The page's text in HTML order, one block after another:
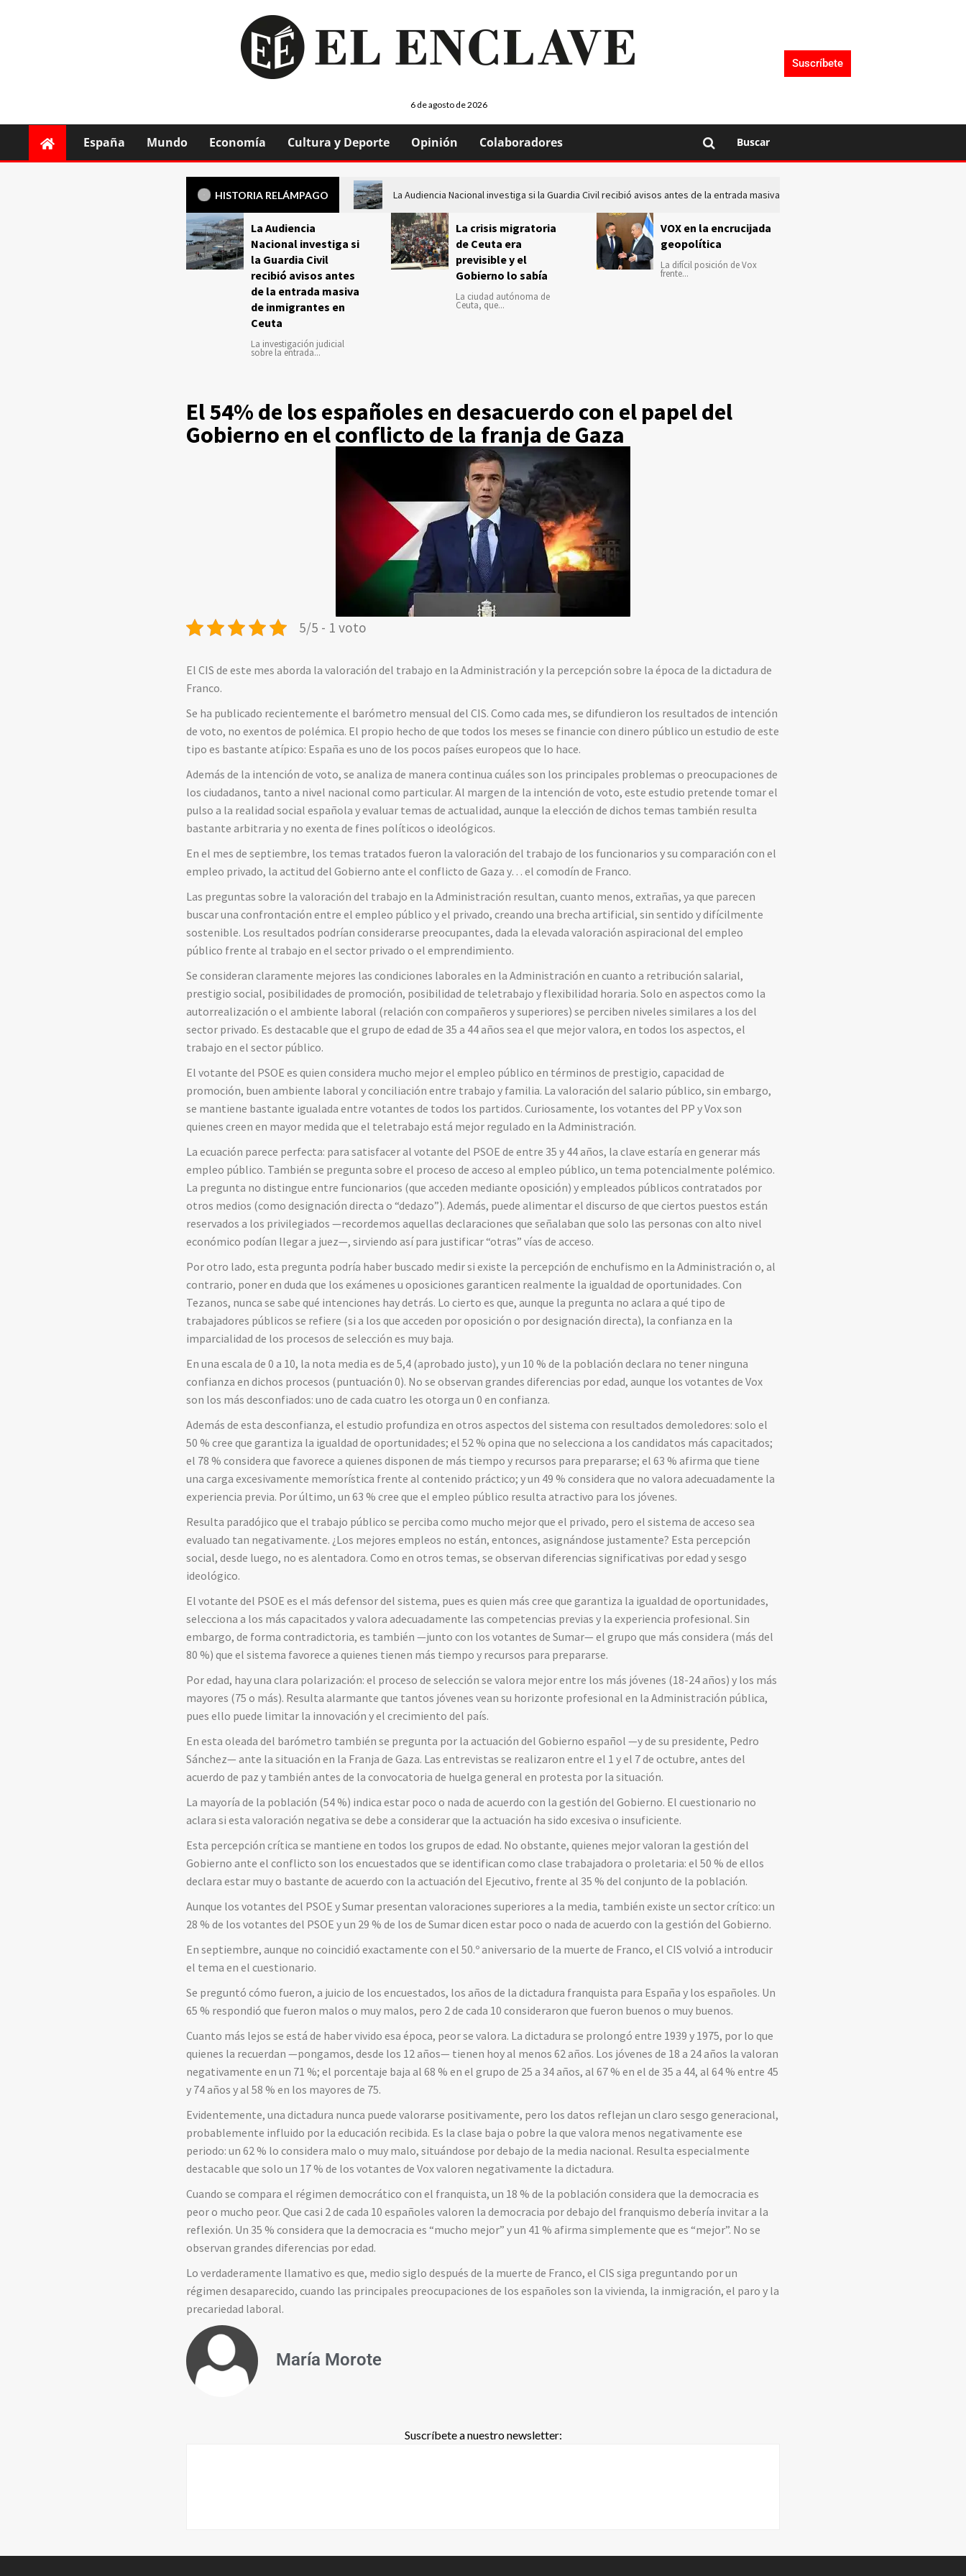
6 de agosto de 2026
Suscríbete
España Mundo Economía Cultura y Deporte Opinión Colaboradores Buscar
HISTORIA RELÁMPAGO La Audiencia Nacional investiga si la Guardia Civil recibió avisos antes de la entrada masiva de inmigrantes en Ceuta
La Audiencia
Nacional investiga si
la Guardia Civil
recibió avisos antes
de la entrada masiva
de inmigrantes en
Ceuta
La investigación judicial
sobre la entrada...
La crisis migratoria
de Ceuta era
previsible y el
Gobierno lo sabía
La ciudad autónoma de
Ceuta, que...
VOX en la encrucijada
geopolítica
La difícil posición de Vox
frente...
El 54% de los españoles en desacuerdo con el papel del
Gobierno en el conflicto de la franja de Gaza
5/5 - 1 voto
El CIS de este mes aborda la valoración del trabajo en la Administración y la percepción sobre la época de la dictadura de
Franco.
Se ha publicado recientemente el barómetro mensual del CIS. Como cada mes, se difundieron los resultados de intención
de voto, no exentos de polémica. El propio hecho de que todos los meses se financie con dinero público un estudio de este
tipo es bastante atípico: España es uno de los pocos países europeos que lo hace.
Además de la intención de voto, se analiza de manera continua cuáles son los principales problemas o preocupaciones de
los ciudadanos, tanto a nivel nacional como particular. Al margen de la intención de voto, este estudio pretende tomar el
pulso a la realidad social española y evaluar temas de actualidad, aunque la elección de dichos temas también resulta
bastante arbitraria y no exenta de fines políticos o ideológicos.
En el mes de septiembre, los temas tratados fueron la valoración del trabajo de los funcionarios y su comparación con el
empleo privado, la actitud del Gobierno ante el conflicto de Gaza y… el comodín de Franco.
Las preguntas sobre la valoración del trabajo en la Administración resultan, cuanto menos, extrañas, ya que parecen
buscar una confrontación entre el empleo público y el privado, creando una brecha artificial, sin sentido y difícilmente
sostenible. Los resultados podrían considerarse preocupantes, dada la elevada valoración aspiracional del empleo
público frente al trabajo en el sector privado o el emprendimiento.
Se consideran claramente mejores las condiciones laborales en la Administración en cuanto a retribución salarial,
prestigio social, posibilidades de promoción, posibilidad de teletrabajo y flexibilidad horaria. Solo en aspectos como la
autorrealización o el ambiente laboral (relación con compañeros y superiores) se perciben niveles similares a los del
sector privado. Es destacable que el grupo de edad de 35 a 44 años sea el que mejor valora, en todos los aspectos, el
trabajo en el sector público.
El votante del PSOE es quien considera mucho mejor el empleo público en términos de prestigio, capacidad de
promoción, buen ambiente laboral y conciliación entre trabajo y familia. La valoración del salario público, sin embargo,
se mantiene bastante igualada entre votantes de todos los partidos. Curiosamente, los votantes del PP y Vox son
quienes creen en mayor medida que el teletrabajo está mejor regulado en la Administración.
La ecuación parece perfecta: para satisfacer al votante del PSOE de entre 35 y 44 años, la clave estaría en generar más
empleo público. También se pregunta sobre el proceso de acceso al empleo público, un tema potencialmente polémico.
La pregunta no distingue entre funcionarios (que acceden mediante oposición) y empleados públicos contratados por
otros medios (como designación directa o “dedazo”). Además, puede alimentar el discurso de que ciertos puestos están
reservados a los privilegiados —recordemos aquellas declaraciones que señalaban que solo las personas con alto nivel
económico podían llegar a juez—, sirviendo así para justificar “otras” vías de acceso.
Por otro lado, esta pregunta podría haber buscado medir si existe la percepción de enchufismo en la Administración o, al
contrario, poner en duda que los exámenes u oposiciones garanticen realmente la igualdad de oportunidades. Con
Tezanos, nunca se sabe qué intenciones hay detrás. Lo cierto es que, aunque la pregunta no aclara a qué tipo de
trabajadores públicos se refiere (si a los que acceden por oposición o por designación directa), la confianza en la
imparcialidad de los procesos de selección es muy baja.
En una escala de 0 a 10, la nota media es de 5,4 (aprobado justo), y un 10 % de la población declara no tener ninguna
confianza en dichos procesos (puntuación 0). No se observan grandes diferencias por edad, aunque los votantes de Vox
son los más desconfiados: uno de cada cuatro les otorga un 0 en confianza.
Además de esta desconfianza, el estudio profundiza en otros aspectos del sistema con resultados demoledores: solo el
50 % cree que garantiza la igualdad de oportunidades; el 52 % opina que no selecciona a los candidatos más capacitados;
el 78 % considera que favorece a quienes disponen de más tiempo y recursos para prepararse; el 63 % afirma que tiene
una carga excesivamente memorística frente al contenido práctico; y un 49 % considera que no valora adecuadamente la
experiencia previa. Por último, un 63 % cree que el empleo público resulta atractivo para los jóvenes.
Resulta paradójico que el trabajo público se perciba como mucho mejor que el privado, pero el sistema de acceso sea
evaluado tan negativamente. ¿Los mejores empleos no están, entonces, asignándose justamente? Esta percepción
social, desde luego, no es alentadora. Como en otros temas, se observan diferencias significativas por edad y sesgo
ideológico.
El votante del PSOE es el más defensor del sistema, pues es quien más cree que garantiza la igualdad de oportunidades,
selecciona a los más capacitados y valora adecuadamente las competencias previas y la experiencia profesional. Sin
embargo, de forma contradictoria, es también —junto con los votantes de Sumar— el grupo que más considera (más del
80 %) que el sistema favorece a quienes tienen más tiempo y recursos para prepararse.
Por edad, hay una clara polarización: el proceso de selección se valora mejor entre los más jóvenes (18-24 años) y los más
mayores (75 o más). Resulta alarmante que tantos jóvenes vean su horizonte profesional en la Administración pública,
pues ello puede limitar la innovación y el crecimiento del país.
En esta oleada del barómetro también se pregunta por la actuación del Gobierno español —y de su presidente, Pedro
Sánchez— ante la situación en la Franja de Gaza. Las entrevistas se realizaron entre el 1 y el 7 de octubre, antes del
acuerdo de paz y también antes de la convocatoria de huelga general en protesta por la situación.
La mayoría de la población (54 %) indica estar poco o nada de acuerdo con la gestión del Gobierno. El cuestionario no
aclara si esta valoración negativa se debe a considerar que la actuación ha sido excesiva o insuficiente.
Esta percepción crítica se mantiene en todos los grupos de edad. No obstante, quienes mejor valoran la gestión del
Gobierno ante el conflicto son los encuestados que se identifican como clase trabajadora o proletaria: el 50 % de ellos
declara estar muy o bastante de acuerdo con la actuación del Ejecutivo, frente al 35 % del conjunto de la población.
Aunque los votantes del PSOE y Sumar presentan valoraciones superiores a la media, también existe un sector crítico: un
28 % de los votantes del PSOE y un 29 % de los de Sumar dicen estar poco o nada de acuerdo con la gestión del Gobierno.
En septiembre, aunque no coincidió exactamente con el 50.º aniversario de la muerte de Franco, el CIS volvió a introducir
el tema en el cuestionario.
Se preguntó cómo fueron, a juicio de los encuestados, los años de la dictadura franquista para España y los españoles. Un
65 % respondió que fueron malos o muy malos, pero 2 de cada 10 consideraron que fueron buenos o muy buenos.
Cuanto más lejos se está de haber vivido esa época, peor se valora. La dictadura se prolongó entre 1939 y 1975, por lo que
quienes la recuerdan —pongamos, desde los 12 años— tienen hoy al menos 62 años. Los jóvenes de 18 a 24 años la valoran
negativamente en un 71 %; el porcentaje baja al 68 % en el grupo de 25 a 34 años, al 67 % en el de 35 a 44, al 64 % entre 45
y 74 años y al 58 % en los mayores de 75.
Evidentemente, una dictadura nunca puede valorarse positivamente, pero los datos reflejan un claro sesgo generacional,
probablemente influido por la educación recibida. Es la clase baja o pobre la que valora menos negativamente ese
periodo: un 62 % lo considera malo o muy malo, situándose por debajo de la media nacional. Resulta especialmente
destacable que solo un 17 % de los votantes de Vox valoren negativamente la dictadura.
Cuando se compara el régimen democrático con el franquista, un 18 % de la población considera que la democracia es
peor o mucho peor. Que casi 2 de cada 10 españoles valoren la democracia por debajo del franquismo debería invitar a la
reflexión. Un 35 % considera que la democracia es “mucho mejor” y un 41 % afirma simplemente que es “mejor”. No se
observan grandes diferencias por edad.
Lo verdaderamente llamativo es que, medio siglo después de la muerte de Franco, el CIS siga preguntando por un
régimen desaparecido, cuando las principales preocupaciones de los españoles son la vivienda, la inmigración, el paro y la
precariedad laboral.
María Morote
Suscríbete a nuestro newsletter: